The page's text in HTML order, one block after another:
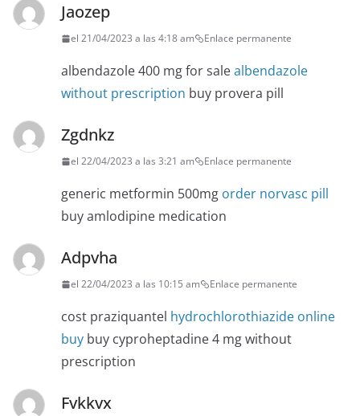
Jaozep
el 21/04/2023 a las 4:18 am Enlace permanente
albendazole 400 mg for salealbendazole
without prescription buy provera pill
Zgdnkz
el 22/04/2023 a las 3:21 am Enlace permanente
generic metformin 500mg order norvasc pill
buy amlodipine medication
Adpvha
el 22/04/2023 a las 10:15 am Enlace permanente
cost praziquantel hydrochlorothiazide online
buy buy cyproheptadine 4 mg without
prescription
Fvkkvx